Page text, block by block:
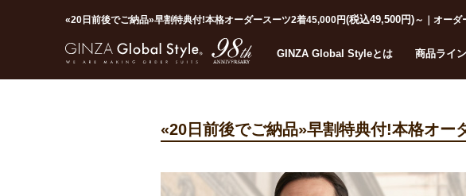
«20日前後でご納品»早割特典付!本格オーダースーツ2着45,000円(税込49,500円)～｜オー
GINZA Global Styleとは 商品ライ
«20日前後でご納品»早割特典付!本格オー